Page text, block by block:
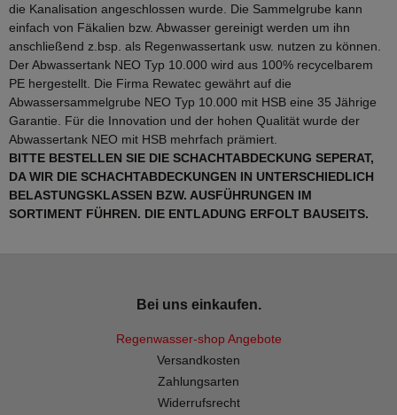
die Kanalisation angeschlossen wurde. Die Sammelgrube kann
einfach von Fäkalien bzw. Abwasser gereinigt werden um ihn
anschließend z.bsp. als Regenwassertank usw. nutzen zu können.
Der Abwassertank NEO Typ 10.000 wird aus 100% recycelbarem
PE hergestellt. Die Firma Rewatec gewährt auf die
Abwassersammelgrube NEO Typ 10.000 mit HSB eine 35 Jährige
Garantie. Für die Innovation und der hohen Qualität wurde der
Abwassertank NEO mit HSB mehrfach prämiert.
BITTE BESTELLEN SIE DIE SCHACHTABDECKUNG SEPERAT,
DA WIR DIE SCHACHTABDECKUNGEN IN UNTERSCHIEDLICH
BELASTUNGSKLASSEN BZW. AUSFÜHRUNGEN IM
SORTIMENT FÜHREN. DIE ENTLADUNG ERFOLT BAUSEITS.
Bei uns einkaufen.
Regenwasser-shop Angebote
Versandkosten
Zahlungsarten
Widerrufsrecht